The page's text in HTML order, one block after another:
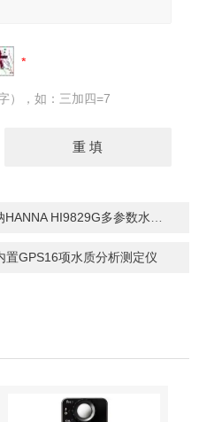
），如：三加四=7
HI9829G多参数水质分析测定仪
置GPS16项水质分析测定仪